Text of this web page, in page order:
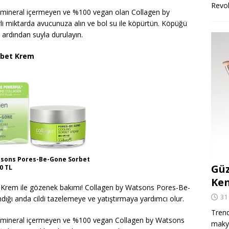
içermeyen ve %100 vegan olan Collagen by
miktarda avucunuza alın ve bol su ile köpürtün. Köpüğü
suyla durulayın.
Krem
Pores-Be-Gone Sorbet
TL
ile gözenek bakımı! Collagen by Watsons Pores-Be-
anda cildi tazelemeye ve yatıştırmaya yardımcı olur.
içermeyen ve %100 vegan Collagen by Watsons